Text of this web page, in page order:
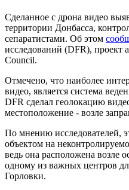
Сделанное с дрона видео
территории Донбасса,
сепаратистами. Об этом
исследований (DFR), проект
Council.
Отмечено, что наиболее
видео, является система
DFR сделал геолокацию
местоположение - возле
По мнению исследователей,
объектом на
ведь она расположена возле
одному из важных центров
Горловки.